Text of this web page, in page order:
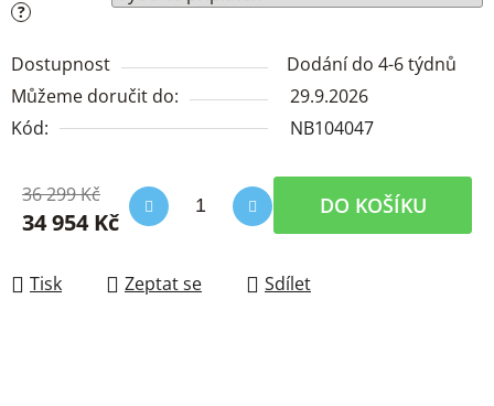
?
Dostupnost
Dodání do 4-6 týdnů
Můžeme doručit do:
29.9.2026
Kód:
NB104047
36 299 Kč
34 954 Kč
DO KOŠÍKU
Tisk Zeptat se Sdílet